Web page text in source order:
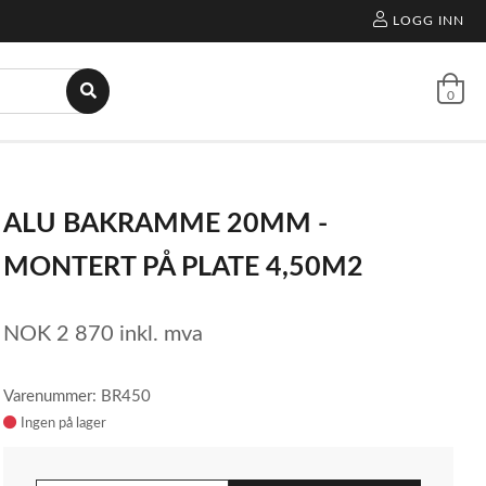
LOGG INN
0
ALU BAKRAMME 20MM -
MONTERT PÅ PLATE 4,50M2
NOK 2 870 inkl. mva
Varenummer: BR450
Ingen på lager